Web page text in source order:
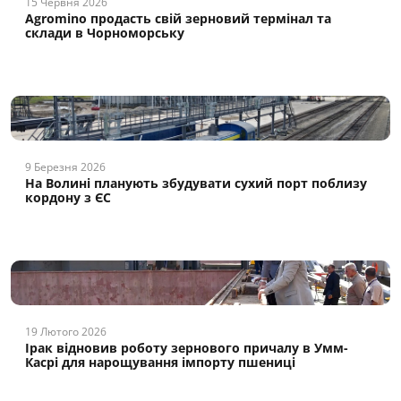
Agromino продасть свій зерновий термінал та
склади в Чорноморську
9 Березня 2026
На Волині планують збудувати сухий порт поблизу
кордону з ЄС
19 Лютого 2026
Ірак відновив роботу зернового причалу в Умм-
Касрі для нарощування імпорту пшениці